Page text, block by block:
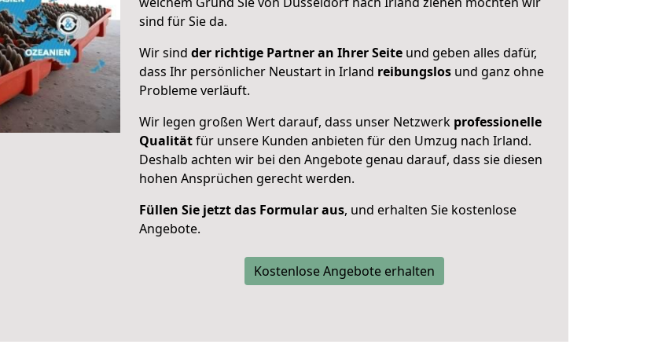
sind für Sie da.
Wir sind der richtige Partner an Ihrer Seite und geben alles dafür,
dass Ihr persönlicher Neustart in Irland reibungslos und ganz ohne
Probleme verläuft.
Wir legen großen Wert darauf, dass unser Netzwerk professionelle
Qualitätfür unsere Kunden anbieten für den Umzug nach Irland.
Deshalb achten wir bei den Angebote genau darauf, dass sie diesen
hohen Ansprüchen gerecht werden.
Füllen Sie jetzt das Formular aus, und erhalten Sie kostenlose
Angebote.
Kostenlose Angebote erhalten